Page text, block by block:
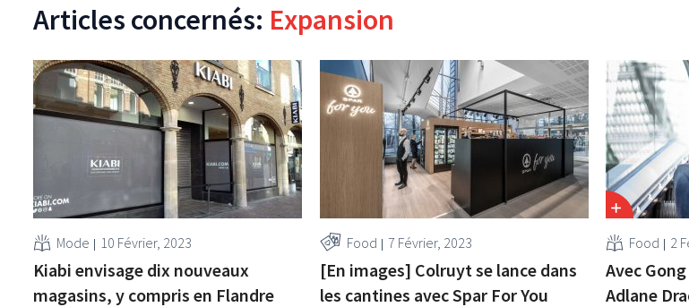
Articles concernés: Expansion
Mode 10 Février, 2023
Kiabi envisage dix nouveaux
magasins, y compris en Flandre
Food 7 Février, 2023
[En images] Colruyt se lance dans
les cantines avec Spar For You
Food 2
Avec
Adlane